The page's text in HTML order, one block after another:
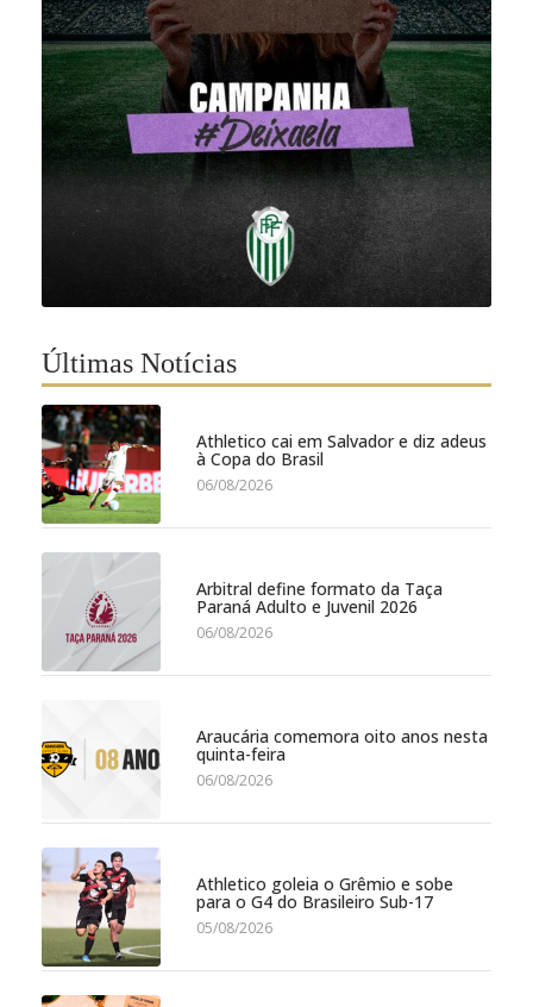
Últimas Notícias
Athletico cai em Salvador e diz adeus
à Copa do Brasil
06/08/2026
Arbitral define formato da Taça
Paraná Adulto e Juvenil 2026
06/08/2026
Araucária comemora oito anos nesta
quinta-feira
06/08/2026
Athletico goleia o Grêmio e sobe
para o G4 do Brasileiro Sub-17
05/08/2026